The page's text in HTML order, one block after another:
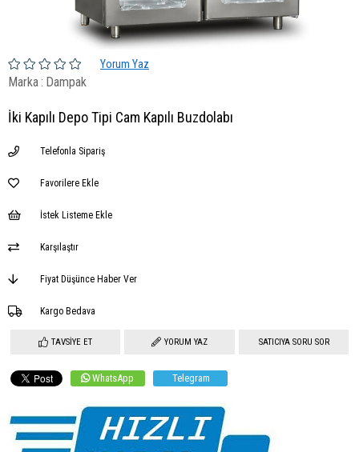
Yorum Yaz
Marka : Dampak
İki Kapılı Depo Tipi Cam Kapılı Buzdolabı
Telefonla Sipariş
Favorilere Ekle
İstek Listeme Ekle
Karşılaştır
Fiyat Düşünce Haber Ver
Kargo Bedava
TAVSIYE ET YORUM YAZ SATICIYA SORU SOR
WhatsApp Telegram